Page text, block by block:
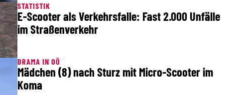
STATISTIK
E-Scooter als Verkehrsfalle: Fast 2.000 Unfälle
im Straßenverkehr
DRAMA IN OÖ
Mädchen (8) nach Sturz mit Micro-Scooter im
Koma